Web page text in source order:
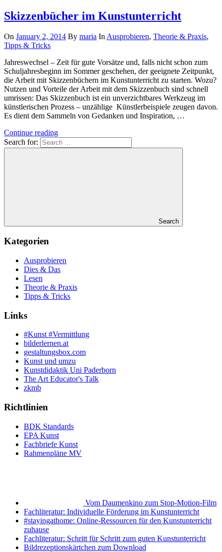
Skizzenbücher im Kunstunterricht
On January 2, 2014 By maria InAusprobieren, Theorie & Praxis,
Tipps & Tricks
Jahreswechsel – Zeit für gute Vorsätze und, falls nicht schon zum
Schuljahresbeginn im Sommer geschehen, der geeignete Zeitpunkt,
die Arbeit mit Skizzenbüchern im Kunstunterricht zu starten. Wozu?
Nutzen und Vorteile der Arbeit mit dem Skizzenbuch sind schnell
umrissen: Das Skizzenbuch ist ein unverzichtbares Werkzeug im
künstlerischen Prozess – unzählige Künstlerbeispiele zeugen davon.
Es dient dem Sammeln von Gedanken und Inspiration, …
Continue reading
Search for:
Search
Kategorien
Ausprobieren
Dies & Das
Lesen
Theorie & Praxis
Tipps & Tricks
Links
#Kunst #Vermittlung
bilderlernen.at
gestaltungsbox.com
Kunst und umzu
Kunstdidaktik Uni Paderborn
The Art Educator's Talk
zkmb
Richtlinien
BDK Standards
EPA Kunst
Fachbriefe Kunst
Rahmenpläne MV
Vom Daumenkino zum Stop-Motion-Film
Fachliteratur: Individuelle Förderung im Kunstunterricht
#stayingathome: Online-Ressourcen für den Kunstunterricht
zuhause
Fachliteratur: Schritt für Schritt zum guten Kunstunterricht
Bildrezeptionskärtchen zum Download